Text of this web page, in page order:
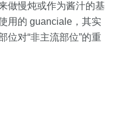
做慢炖或作为酱汁的基
用的 guanciale，其实
位对“非主流部位”的重